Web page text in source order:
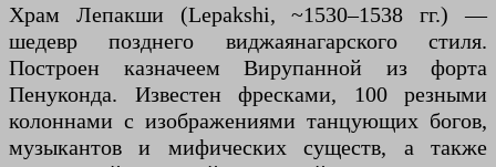
Храм Лепакши (Lepakshi, ~1530–1538 гг.) —
шедевр позднего виджаянагарского стиля.
Построен казначеем Вирупанной из форта
Пенуконда. Известен фресками, 100 резными
колоннами с изображениями танцующих богов,
музыкантов и мифических существ, а также